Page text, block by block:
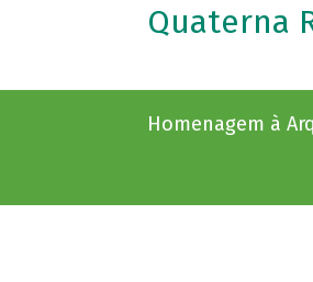
Quaterna
Homenagem à